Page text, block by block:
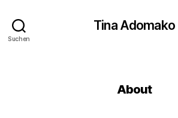
Suchen
Tina Adomako
About